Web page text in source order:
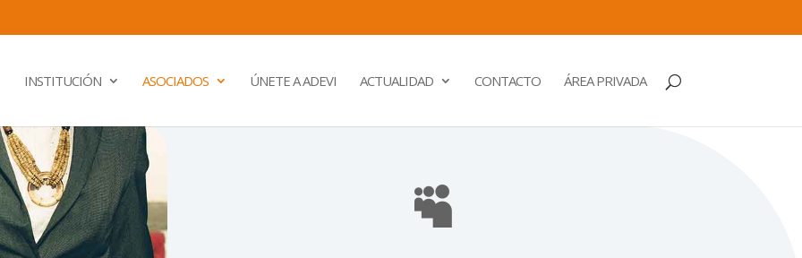
INSTITUCIÓN ASOCIADOS ÚNETE A ADEVI ACTUALIDAD CONTACTO ÁREA PRIVADA
